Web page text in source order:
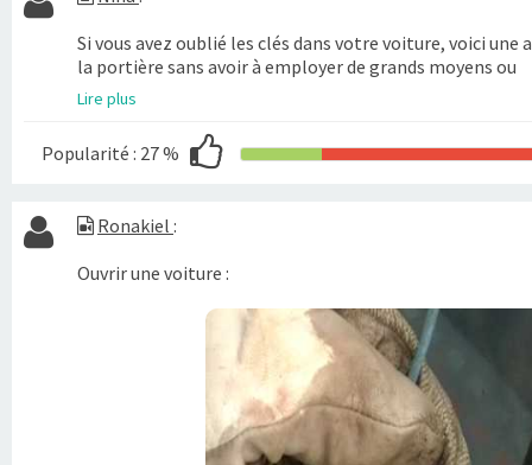
Si vous avez oublié les clés dans votre voiture, voici
la portière sans avoir à employer de grands moyens ou
Lire plus
Popularité : 27 %
Ronakiel :
Ouvrir une voiture :